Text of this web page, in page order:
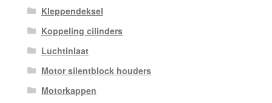
Kleppendeksel
Koppeling cilinders
Luchtinlaat
Motor silentblock houders
Motorkappen